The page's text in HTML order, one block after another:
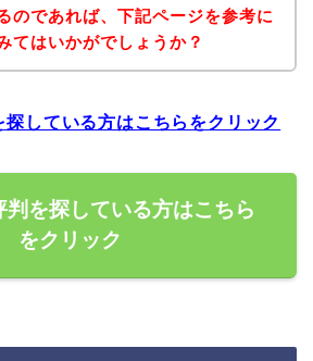
のであれば、下記ページを参考に
てはいかがでしょうか？
探している方はこちらをクリック
判を探している方はこちら
をクリック